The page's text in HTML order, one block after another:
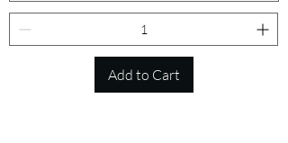
Add to Cart